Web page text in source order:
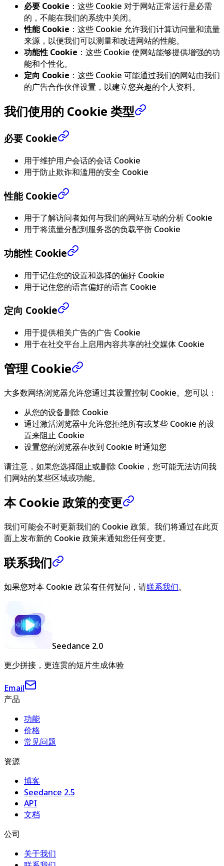
必要 Cookie ：这些 Cookie 对于网站正常运行是必需
的，不能在我们的系统中关闭。
性能 Cookie ：这些 Cookie 允许我们计算访问量和流量
来源，以便我们可以测量和改进网站的性能。
功能性 Cookie ：这些 Cookie 使网站能够提供增强的功
能和个性化。
定向 Cookie ：这些 Cookie 可能通过我们的网站由我们
的广告合作伙伴设置，以建立您兴趣的个人资料。
我们使用的 Cookie 类型
必要 Cookie
用于维护用户会话的会话 Cookie
用于防止欺诈和滥用的安全 Cookie
性能 Cookie
用于了解访问者如何与我们的网站互动的分析 Cookie
用于将流量分配到服务器的负载平衡 Cookie
功能性 Cookie
用于记住您的设置和选择的偏好 Cookie
用于记住您的语言偏好的语言 Cookie
定向 Cookie
用于提供相关广告的广告 Cookie
用于在社交平台上启用内容共享的社交媒体 Cookie
管理 Cookie
大多数网络浏览器允许您通过其设置控制 Cookie。您可以：
从您的设备删除 Cookie
通过激活浏览器中允许您拒绝所有或某些 Cookie 的设
置来阻止 Cookie
设置您的浏览器在收到 Cookie 时通知您
请注意，如果您选择阻止或删除 Cookie，您可能无法访问我
们网站的某些区域或功能。
本 Cookie 政策的变更
我们可能会不时更新我们的 Cookie 政策。我们将通过在此页
面上发布新的 Cookie 政策来通知您任何变更。
联系我们
如果您对本 Cookie 政策有任何疑问，请联系我们。
Seedance 2.0
更少拼接，更连贯的短片生成体验
Email
产品
功能
价格
常见问题
资源
博客
Seedance 2.5
API
文档
公司
关于我们